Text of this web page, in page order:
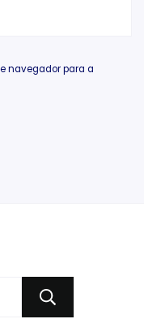
navegador para a